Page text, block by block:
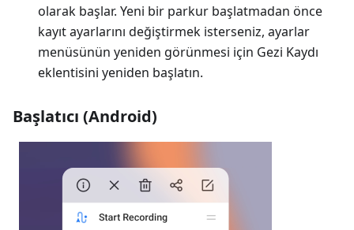
olarak başlar. Yeni bir parkur başlatmadan önce
kayıt ayarlarını değiştirmek isterseniz, ayarlar
menüsünün yeniden görünmesi için Gezi Kaydı
eklentisini yeniden başlatın.
Başlatıcı (Android)